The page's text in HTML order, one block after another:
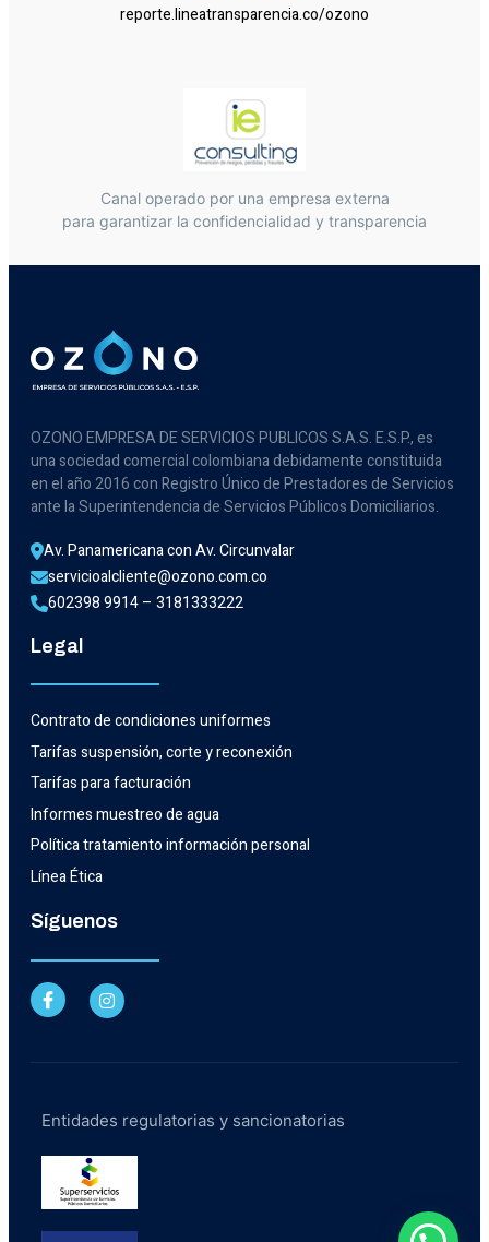
reporte.lineatransparencia.co/ozono
Canal operado por una empresa externa
para garantizar la confidencialidad y transparencia
OZONO EMPRESA DE SERVICIOS PUBLICOS S.A.S. E.S.P., es
una sociedad comercial colombiana debidamente constituida
en el año 2016 con Registro Único de Prestadores de Servicios
ante la Superintendencia de Servicios Públicos Domiciliarios.
Av. Panamericana con Av. Circunvalar
servicioalcliente@ozono.com.co
602398 9914 – 3181333222
Legal
Contrato de condiciones uniformes
Tarifas suspensión, corte y reconexión
Tarifas para facturación
Informes muestreo de agua
Política tratamiento información personal
Línea Ética
Síguenos
Entidades regulatorias y sancionatorias